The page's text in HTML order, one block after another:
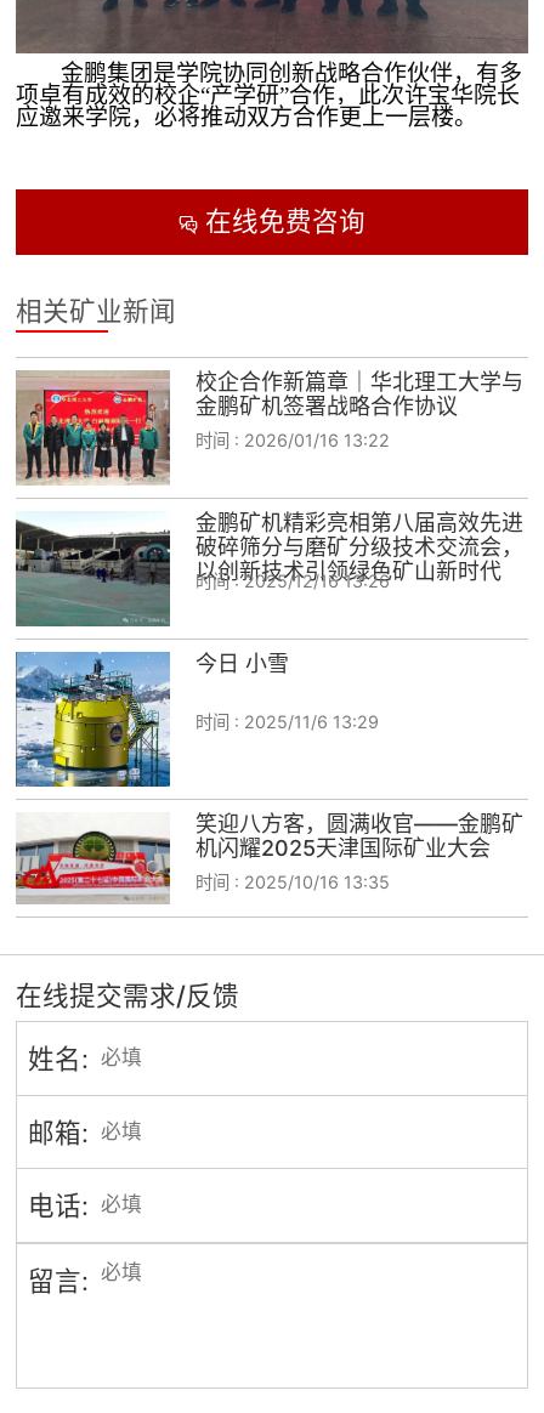
金鹏集团是学院协同创新战略合作伙伴，有多
项卓有成效的校企“产学研”合作，此次许宝华院长
应邀来学院，必将推动双方合作更上一层楼。
在线免费咨询
相关矿业新闻
校企合作新篇章｜华北理工大学与
金鹏矿机签署战略合作协议
时间 : 2026/01/16 13:22
金鹏矿机精彩亮相第八届高效先进
破碎筛分与磨矿分级技术交流会，
以创新技术引领绿色矿山新时代
时间 :2025/12/16 13:26
今日 小雪
时间 : 2025/11/6 13:29
笑迎八方客，圆满收官——金鹏矿
机闪耀2025天津国际矿业大会
时间 : 2025/10/16 13:35
在线提交需求/反馈
姓名:
邮箱:
电话:
留言: